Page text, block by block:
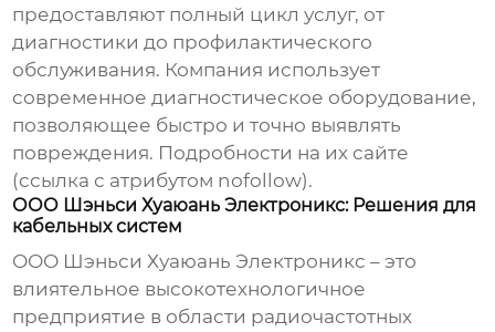
предоставляют полный цикл услуг, от
диагностики до профилактического
обслуживания. Компания использует
современное диагностическое оборудование,
позволяющее быстро и точно выявлять
повреждения. Подробности на их сайте
(ссылка с атрибутом nofollow).
ООО Шэньси Хуаюань Электроникс: Решения для
кабельных систем
ООО Шэньси Хуаюань Электроникс – это
влиятельное высокотехнологичное
предприятие в области радиочастотных